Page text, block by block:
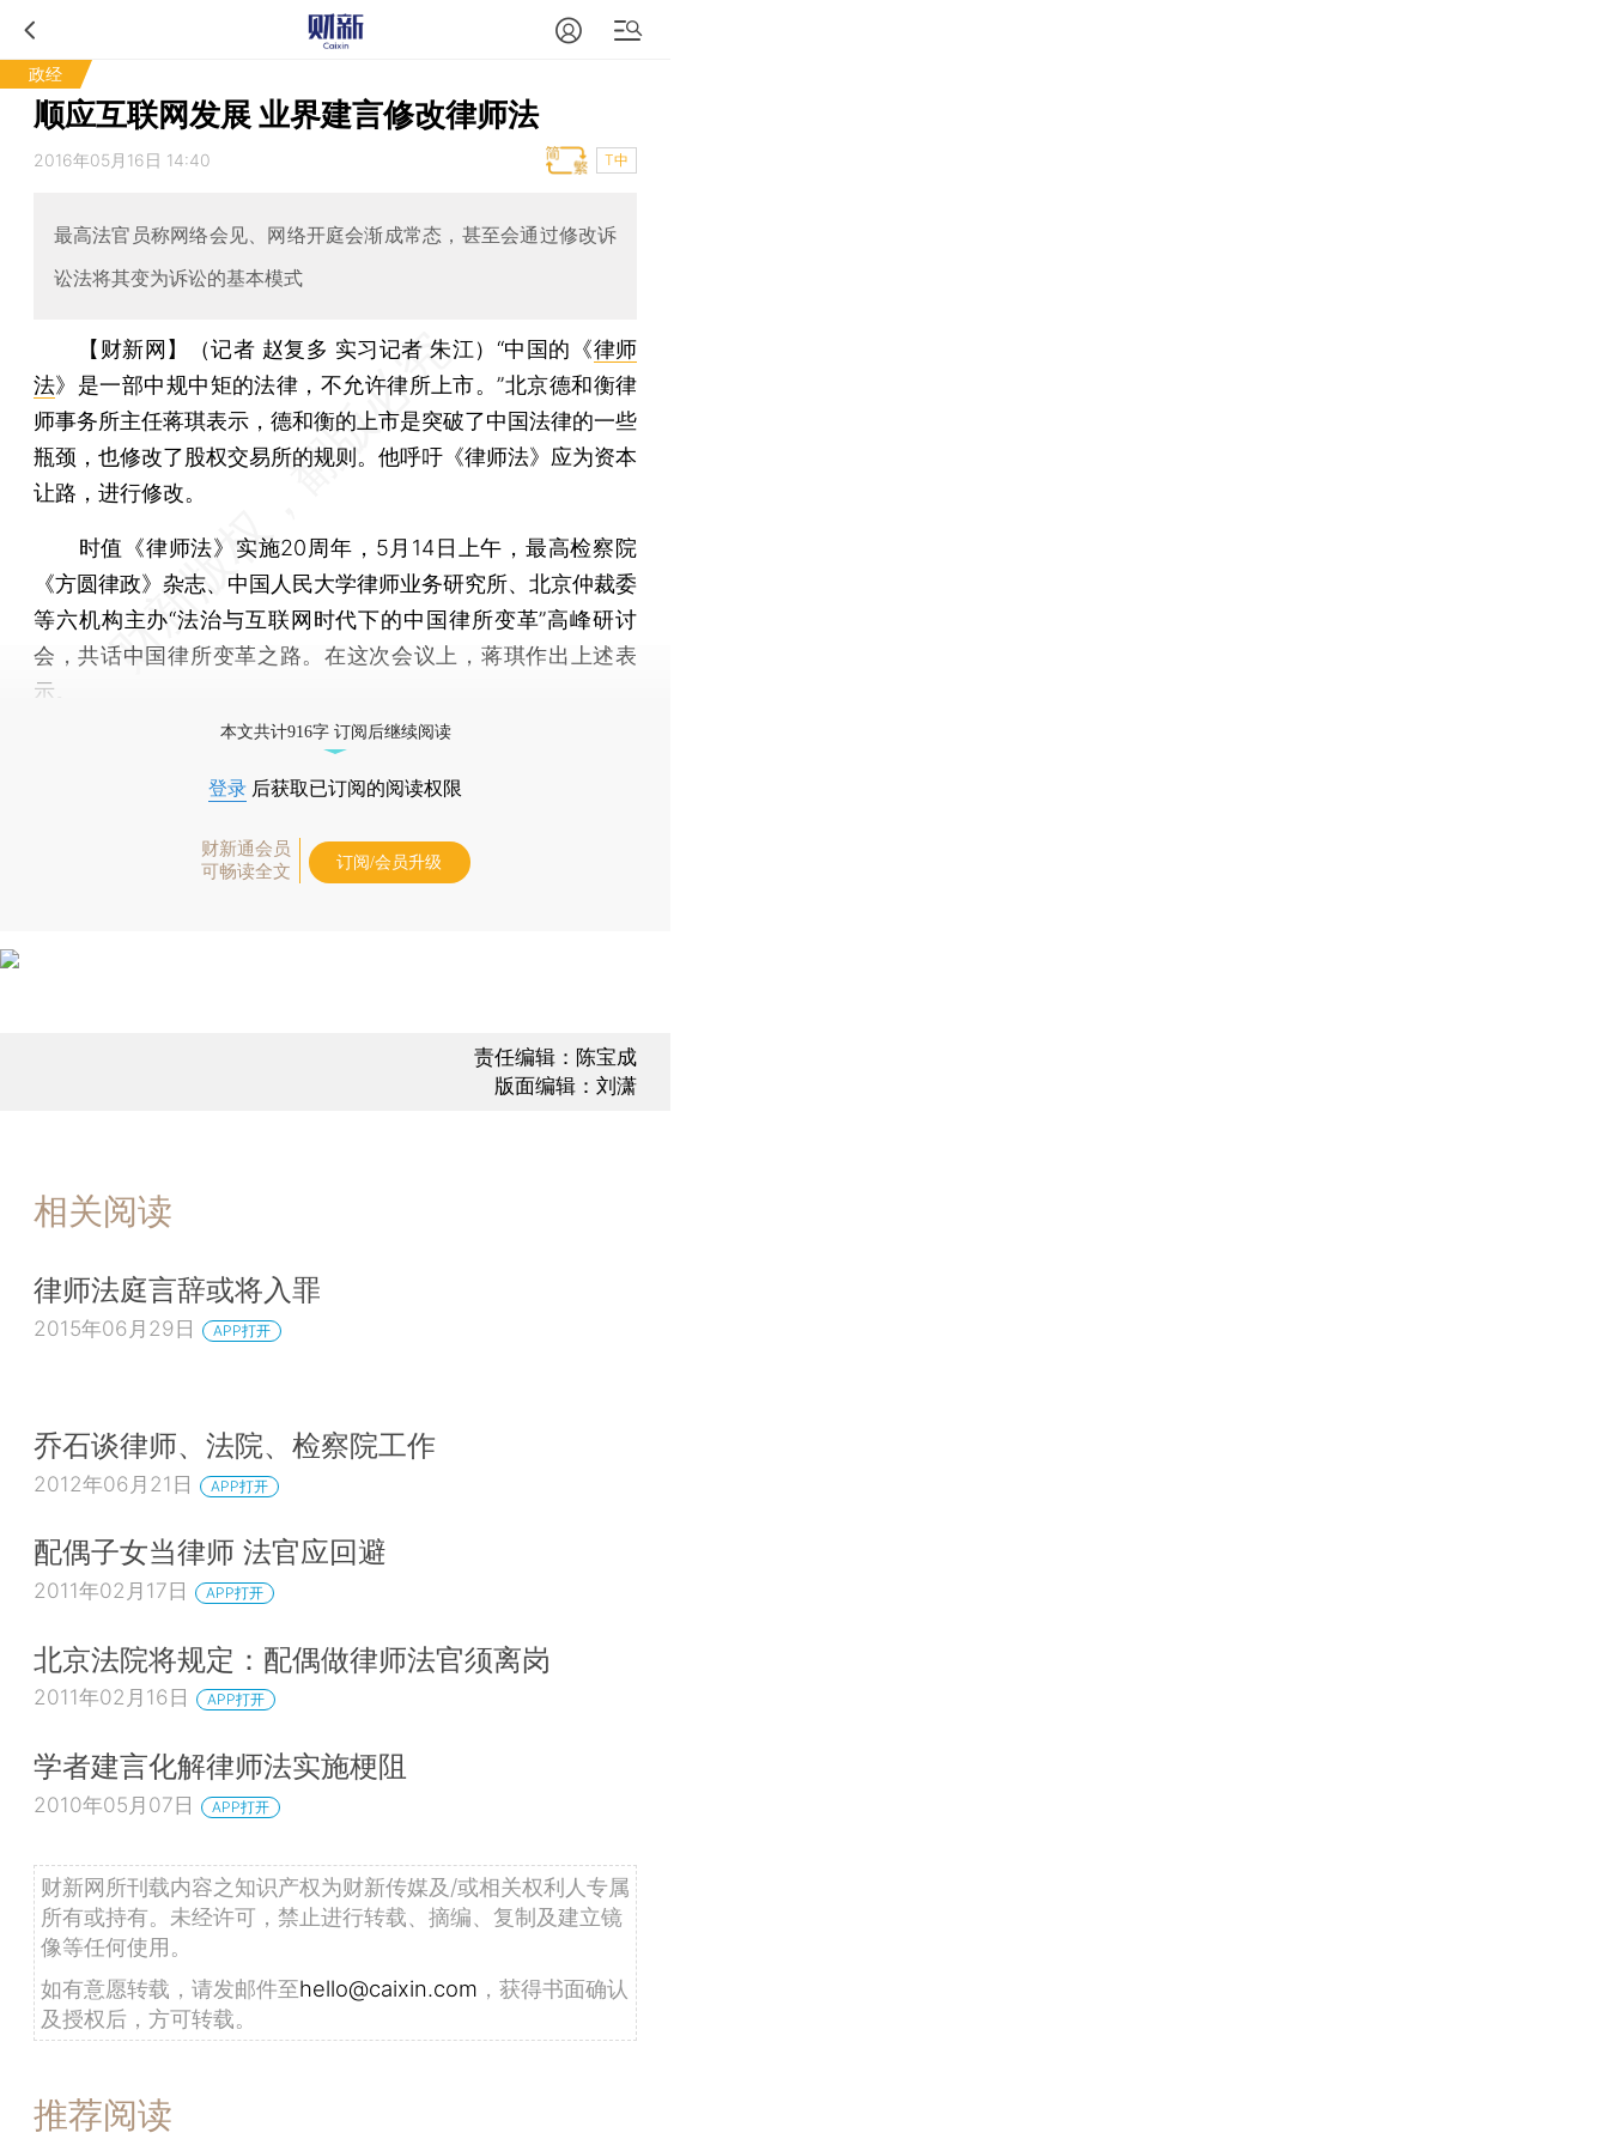
政经
顺应互联网发展 业界建言修改律师法
2016年05月16日 14:40 T中
最高法官员称网络会见、网络开庭会渐成常态，甚至会通过修改诉
讼法将其变为诉讼的基本模式
【财新网】（记者 赵复多 实习记者 朱江） “中国的《律师
法》是一部中规中矩的法律，不允许律所上市。”北京德和衡律
师事务所主任蒋琪表示，德和衡的上市是突破了中国法律的一些
瓶颈，也修改了股权交易所的规则。他呼吁《律师法》应为资本
让路，进行修改。
时值《律师法》实施20周年，5月14日上午，最高检察院
《方圆律政》杂志、中国人民大学律师业务研究所、北京仲裁委
等六机构主办“法治与互联网时代下的中国律所变革”高峰研讨
会，共话中国律所变革之路。在这次会议上，蒋琪作出上述表
示。
本文共计916字 订阅后继续阅读
登录 后获取已订阅的阅读权限
财新通会员
可畅读全文
订阅/会员升级
责任编辑：陈宝成
版面编辑：刘潇
相关阅读
律师法庭言辞或将入罪
2015年06月29日 APP打开
乔石谈律师、法院、检察院工作
2012年06月21日 APP打开
配偶子女当律师 法官应回避
2011年02月17日 APP打开
北京法院将规定：配偶做律师法官须离岗
2011年02月16日 APP打开
学者建言化解律师法实施梗阻
2010年05月07日 APP打开
财新网所刊载内容之知识产权为财新传媒及/或相关权利人专属
所有或持有。未经许可，禁止进行转载、摘编、复制及建立镜
像等任何使用。
如有意愿转载，请发邮件至hello@caixin.com ，获得书面确认
及授权后，方可转载。
推荐阅读